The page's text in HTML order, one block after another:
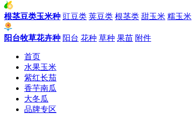
根茎豆类玉米种 豇豆类 荚豆类 根茎类 甜玉米 糯玉米
阳台牧草花卉种 阳台 花种 草种 果苗 附件
首页
水果玉米
紫红长茄
香芋南瓜
大冬瓜
品牌专区